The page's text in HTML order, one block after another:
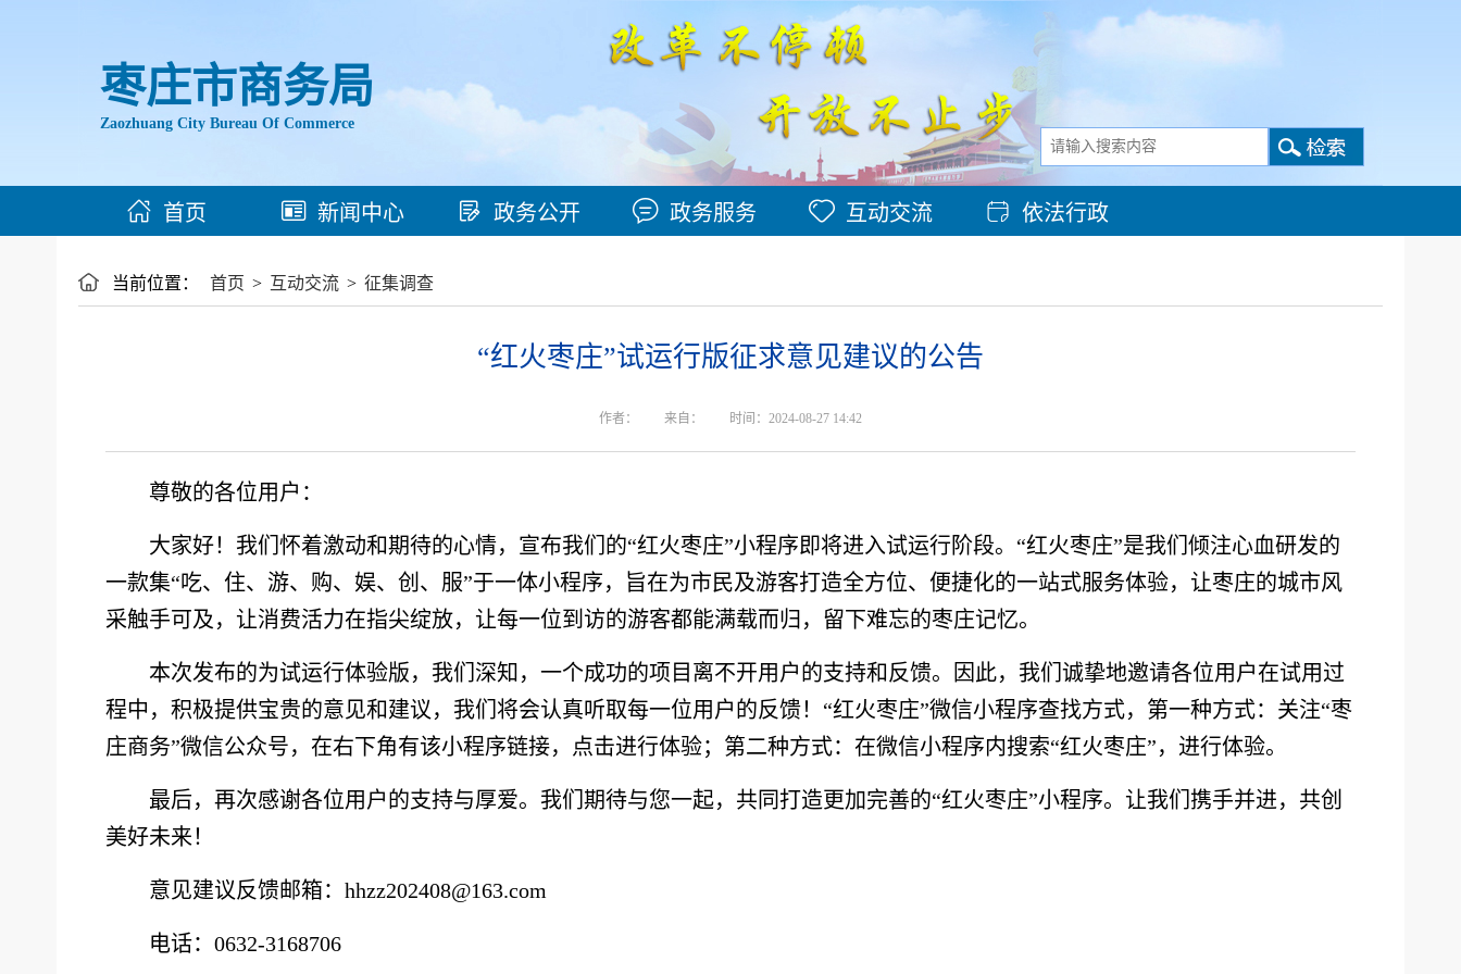
枣庄市商务局
Zaozhuang City Bureau Of Commerce
首页 新闻中心 政务公开 政务服务 互动交流 依法行政
当前位置： 首页 > 互动交流 > 征集调查
“红火枣庄”试运行版征求意见建议的公告
作者： 来自： 时间：2024-08-27 14:42
尊敬的各位用户：
大家好！我们怀着激动和期待的心情，宣布我们的“红火枣庄”小程序即将进入试运行阶段。“红火枣庄”是我们倾注心血研发的
一款集“吃、住、游、购、娱、创、服”于一体小程序，旨在为市民及游客打造全方位、便捷化的一站式服务体验，让枣庄的城市风
采触手可及，让消费活力在指尖绽放，让每一位到访的游客都能满载而归，留下难忘的枣庄记忆。
本次发布的为试运行体验版，我们深知，一个成功的项目离不开用户的支持和反馈。因此，我们诚挚地邀请各位用户在试用过
程中，积极提供宝贵的意见和建议，我们将会认真听取每一位用户的反馈！“红火枣庄”微信小程序查找方式，第一种方式：关注“枣
庄商务”微信公众号，在右下角有该小程序链接，点击进行体验；第二种方式：在微信小程序内搜索“红火枣庄”，进行体验。
最后，再次感谢各位用户的支持与厚爱。我们期待与您一起，共同打造更加完善的“红火枣庄”小程序。让我们携手并进，共创
美好未来！
意见建议反馈邮箱：hhzz202408@163.com
电话：0632-3168706